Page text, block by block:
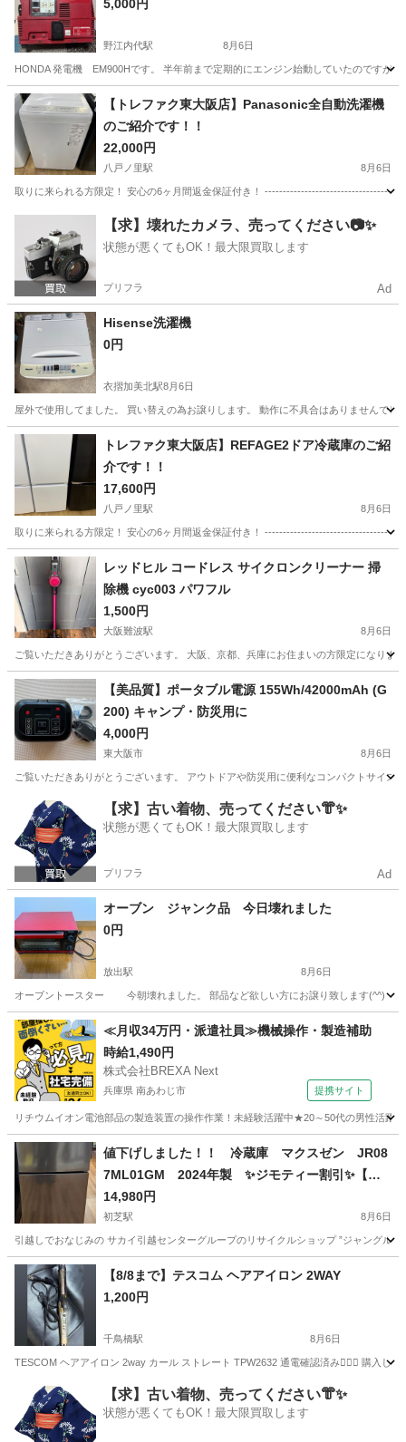
5,000円
野江内代駅 8月6日
HONDA 発電機 EM900Hです。 半年前まで定期的にエンジン始動していたのですが
大阪 大阪市 野江内代駅 その他
【トレファク東大阪店】Panasonic全自動洗濯機
のご紹介です！！
22,000円
八戸ノ里駅 8月6日
取りに来られる方限定！ 安心の6ヶ月間返金保証付き！
八戸ノ里駅 生活家電 Panasonic
【求】壊れたカメラ、売ってください📷✨
状態が悪くてもOK！最大限買取します
プリフラ Ad
Hisense洗濯機
0円
衣摺加美北駅8月6日
屋外で使用してました。 買い替えの為お譲りします。 動作に不具合はありませんで
大阪 東大阪市 衣摺加美北駅 生活家電
トレファク東大阪店】REFAGE2ドア冷蔵庫のご紹
介です！！
17,600円
八戸ノ里駅 8月6日
取りに来られる方限定！ 安心の6ヶ月間返金保証付き！
大阪 東大阪市 八戸ノ里駅 キッチン家電 トレファク
レッドヒル コードレス サイクロンクリーナー 掃
除機 cyc003 パワフル
1,500円
大阪難波駅 8月6日
ご覧いただきありがとうございます。 大阪、京都、兵庫にお住まいの方限定になり
大阪 大阪市 大阪難波駅 生活家電
【美品質】ポータブル電源 155Wh/42000mAh (G
200) キャンプ・防災用に
4,000円
東大阪市 8月6日
ご覧いただきありがとうございます。 アウトドアや防災用に便利なコンパクトサイ
大阪 東大阪市 その他 mAh
【求】古い着物、売ってください👘✨
状態が悪くてもOK！最大限買取します
プリフラ Ad
オーブン ジャンク品 今日壊れました
0円
放出駅 8月6日
オーブントースター 今朝壊れました。 部品など欲しい方にお譲り致します(^^)
大阪 大阪市 放出駅 キッチン家電
≪月収34万円・派遣社員≫機械操作・製造補助
時給1,490円
株式会社BREXA Next
兵庫県 南あわじ市 提携サイト
リチウムイオン電池部品の製造装置の操作作業！未経験活躍中★20～50代の男性活
兵庫 南あわじ市 その他
値下げしました！！ 冷蔵庫 マクスゼン JR08
7ML01GM 2024年製 ✨️ジモティー割引✨️【ジ
ャングルジャングル堺初芝店】 堺市（東区 西
区 北区 南区 堺区 美原区）高石市 泉大津
市 忠岡町 和泉市 松原市 大阪狭山市
14,980円
初芝駅 8月6日
引越しでおなじみの サカイ引越センターグループのリサイクルショップ ”ジャングル
大阪 堺市 初芝駅 キッチン家電
【8/8まで】テスコム ヘアアイロン 2WAY
1,200円
千鳥橋駅 8月6日
TESCOM ヘアアイロン 2way カール ストレート TPW2632 通電確認済み🙆🏻‍♀️ 購入
大阪 大阪市 千鳥橋駅 生活家電 ヘアアイロン
【求】古い着物、売ってください👘✨
状態が悪くてもOK！最大限買取します